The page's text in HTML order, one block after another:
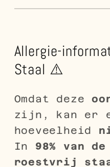
Allergie-
Staal ⚠️
Omdat deze
zijn, kan er
hoeveelheid
In 98% van
roestvrij